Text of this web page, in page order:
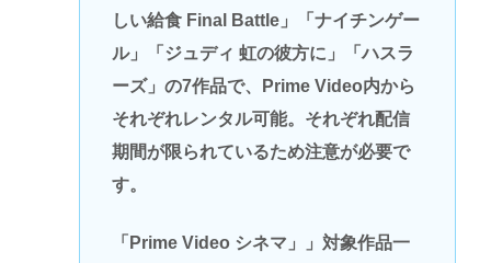
しい給食 Final Battle」「ナイチンゲー
ル」「ジュディ 虹の彼方に」「ハスラ
ーズ」の7作品で、Prime Video内から
それぞれレンタル可能。それぞれ配信
期間が限られているため注意が必要で
す。
「Prime Video シネマ」」対象作品一